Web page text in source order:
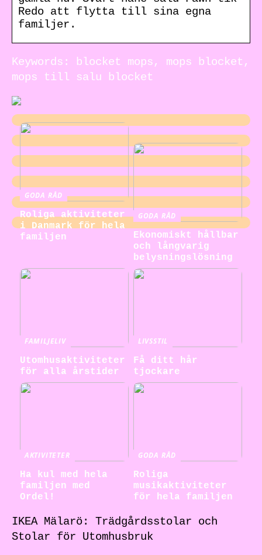
Redo att flytta till sina egna
familjer.
Keywords: blocket mops, mops blocket,
mops till salu blocket
GODA RÅD
Roliga aktiviteter
i Danmark för hela
familjen
GODA RÅD
Ekonomiskt hållbar
och långvarig
belysningslösning
FAMILJELIV
Utomhusaktiviteter
för alla årstider
LIVSSTIL
Få ditt hår
tjockare
AKTIVITETER
Ha kul med hela
familjen med
Ordel!
GODA RÅD
Roliga
musikaktiviteter
för hela familjen
IKEA Mälarö: Trädgårdsstolar och
Stolar för Utomhusbruk